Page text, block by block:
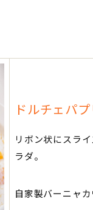
ドルチェパ
リボン状にスラ
ラダ。
自家製バーニャ